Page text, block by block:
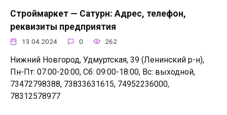
Строймаркет — Сатурн: Адрес, телефон,
реквизиты предприятия
13.04.2024 0 262
Нижний Новгород, Удмуртская, 39 (Ленинский р-н),
Пн-Пт: 07:00-20:00, Сб: 09:00-18:00, Вс: выходной,
73472798388, 73833631615, 74952236000,
78312578977